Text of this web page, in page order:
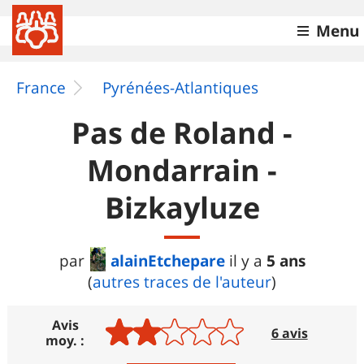
Menu
France Pyrénées-Atlantiques
Pas de Roland -
Mondarrain -
Bizkayluze
par alainEtchepare il y a 5 ans
(autres traces de l'auteur)
Avis
moy. :
6 avis